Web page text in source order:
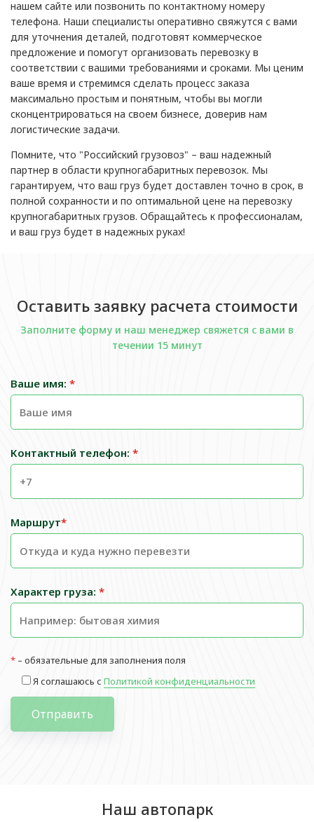
нашем сайте или позвонить по контактному номеру
телефона. Наши специалисты оперативно свяжутся с вами
для уточнения деталей, подготовят коммерческое
предложение и помогут организовать перевозку в
соответствии с вашими требованиями и сроками. Мы ценим
ваше время и стремимся сделать процесс заказа
максимально простым и понятным, чтобы вы могли
сконцентрироваться на своем бизнесе, доверив нам
логистические задачи.
Помните, что "Российский грузовоз" – ваш надежный
партнер в области крупногабаритных перевозок. Мы
гарантируем, что ваш груз будет доставлен точно в срок, в
полной сохранности и по оптимальной цене на перевозку
крупногабаритных грузов. Обращайтесь к профессионалам,
и ваш груз будет в надежных руках!
Оставить заявку расчета стоимости
Заполните форму и наш менеджер свяжется с вами в
течении 15 минут
Ваше имя: *
Контактный телефон: *
Маршрут*
Характер груза: *
* – обязательные для заполнения поля
Я соглашаюсь с Политикой конфиденциальности
Отправить
Наш автопарк